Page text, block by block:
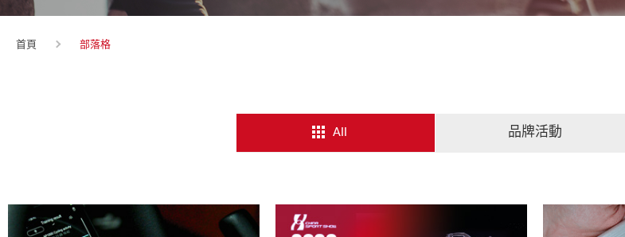
首頁 部落格
All 品牌活動